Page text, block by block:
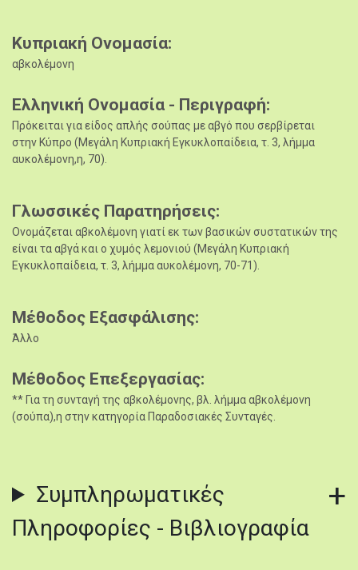
Κυπριακή Ονομασία
αβκολέμονη
Ελληνική Ονομασία - Περιγραφή
Πρόκειται για είδος απλής σούπας με αβγό που σερβίρεται
στην Κύπρο (Μεγάλη Κυπριακή Εγκυκλοπαίδεια, τ. 3, λήμμα
αυκολέμονη,η, 70).
Γλωσσικές Παρατηρήσεις
Ονομάζεται αβκολέμονη γιατί εκ των βασικών συστατικών της
είναι τα αβγά και ο χυμός λεμονιού (Μεγάλη Κυπριακή
Εγκυκλοπαίδεια, τ. 3, λήμμα αυκολέμονη, 70-71).
Μέθοδος Εξασφάλισης
Άλλο
Μέθοδος Επεξεργασίας
** Για τη συνταγή της αβκολέμονης, βλ. λήμμα αβκολέμονη
(σούπα),η στην κατηγορία Παραδοσιακές Συνταγές.
Συμπληρωματικές
Πληροφορίες - Βιβλιογραφία